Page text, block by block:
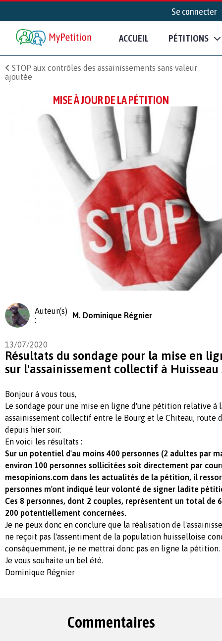
Se connecter
ACCUEIL PÉTITIONS
STOP aux contrôles des assainissements sans valeur
ajoutée
MISE À JOUR DE LA PÉTITION
Auteur(s)
:
M. Dominique Régnier
13/07/2020
Résultats du sondage pour la mise en
sur l'assainissement collectif à Huisseau
Bonjour à vous tous,
Le sondage pour une mise en ligne d'une pétition relative à
assainissement collectif entre le Bourg et le Chiteau, route
depuis hier soir.
En voici les résultats :
Sur un potentiel d'au moins 400 personnes (2 adultes par
environ 100 personnes sollicitées soit directement par
mesopinions.com dans les actualités de la pétition, il
personnes m'ont indiqué leur volonté de signer ladite
Ces 8 personnes, dont 2 couples, représentent un total de
200 potentiellement concernées.
Je ne peux donc en conclure que la réalisation de
ne reçoit pas l'assentiment de la population huisselloise
conséquemment, je ne mettrai donc pas en ligne la pétition.
Je vous souhaite un bel été.
Dominique Régnier
Commentaires